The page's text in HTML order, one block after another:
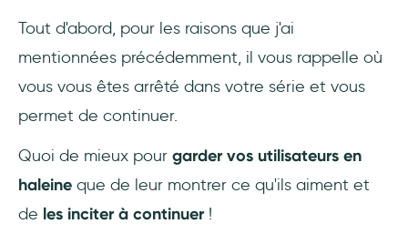
Tout d'abord, pour les raisons que j'ai
mentionnées précédemment, il vous rappelle où
vous vous êtes arrêté dans votre série et vous
permet de continuer.
Quoi de mieux pour garder vos utilisateurs en
haleine que de leur montrer ce qu'ils aiment et
de les inciter à continuer !